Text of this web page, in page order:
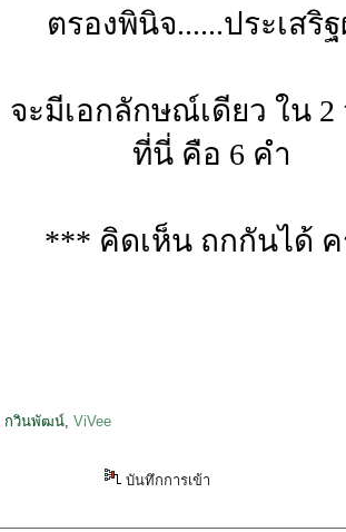
ตรองพินิจ......ประเสริ
จะมีเอกลักษณ์เดียว ใน 2
ที่นี่ คือ 6 คำ
*** คิดเห็น ถกกันได้
กวินพัฒน์,ViVee
บันทึกการเข้า